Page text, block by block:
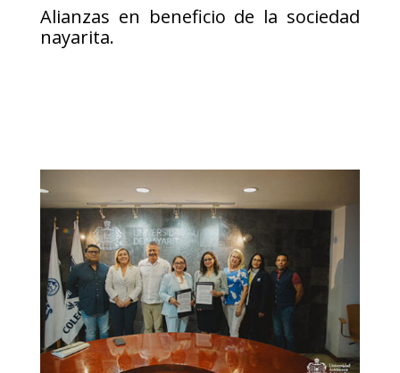
Alianzas en beneficio de la sociedad
nayarita.